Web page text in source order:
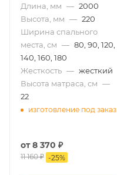
Длина, мм — 2000
Высота, мм — 220
Ширина спального
места, см — 80, 90, 120,
140, 160, 180
Жесткость — жесткий
Высота матраса, см —
22
изготовление под заказ
от8 370 ₽
11 160 ₽ -25%